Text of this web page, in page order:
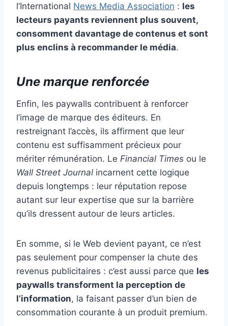
l’International News Media Association : les
lecteurs payants reviennent plus souvent,
consomment davantage de contenus et sont
plus enclins à recommander le média.
Une marque renforcée
Enfin, les paywalls contribuent à renforcer
l’image de marque des éditeurs. En
restreignant l’accès, ils affirment que leur
contenu est suffisamment précieux pour
mériter rémunération. Le Financial Times ou le
Wall Street Journal incarnent cette logique
depuis longtemps : leur réputation repose
autant sur leur expertise que sur la barrière
qu’ils dressent autour de leurs articles.
En somme, si le Web devient payant, ce n’est
pas seulement pour compenser la chute des
revenus publicitaires : c’est aussi parce que les
paywalls transforment la perception de
l’information, la faisant passer d’un bien de
consommation courante à un produit premium.